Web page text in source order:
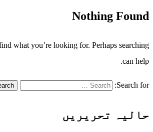
Nothing Found
what you’re looking for. Perhaps searching
can help.
Search for:
حالیہ تحریریں